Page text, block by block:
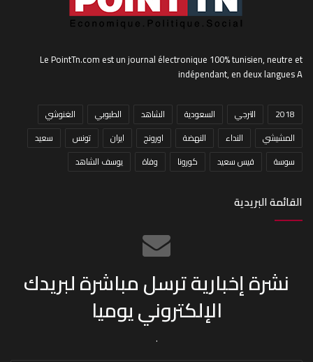
Le PointTn.com est un journal électronique 100% tunisien, neutre et
indépendant, en deux langues A
2018 الترجي السعودية الشاهد الطبوبي
الغنوشي
المشيشي
النداء النهضة اورونج ايران تونس
سعيد
سوسة
قيس سعيد كورونا وفاة يوسف الشاهد
القائمة البريدية
نشرة إخبارية ترسل مباشرة لبريدك
الإلكتروني يوميا
.